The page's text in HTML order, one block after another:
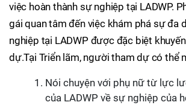
việc hoàn thành sự nghiệp tại LADWP.
gái quan tâm đến việc khám phá sự đa
nghiệp tại LADWP được đặc biệt
dự.Tại Triển lãm, người tham dự có thể
Nói chuyện với phụ nữ từ lực
của LADWP về sự nghiệp của